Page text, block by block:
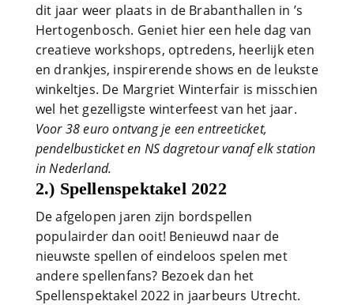
dit jaar weer plaats in de Brabanthallen in ’s
Hertogenbosch. Geniet hier een hele dag van
creatieve workshops, optredens, heerlijk eten
en drankjes, inspirerende shows en de leukste
winkeltjes. De Margriet Winterfair is misschien
wel het gezelligste winterfeest van het jaar.
Voor 38 euro ontvang je een entreeticket,
pendelbusticket en NS dagretour vanaf elk station
in Nederland.
2.) Spellenspektakel 2022
De afgelopen jaren zijn bordspellen
populairder dan ooit! Benieuwd naar de
nieuwste spellen of eindeloos spelen met
andere spellenfans? Bezoek dan het
Spellenspektakel 2022 in jaarbeurs Utrecht.